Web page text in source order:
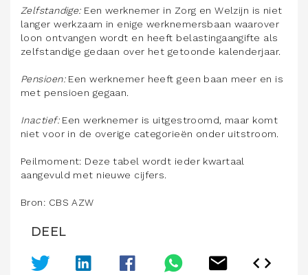
Zelfstandige: Een werknemer in Zorg en Welzijn is niet
langer werkzaam in enige werknemersbaan waarover
loon ontvangen wordt en heeft belastingaangifte als
zelfstandige gedaan over het getoonde kalenderjaar.
Pensioen: Een werknemer heeft geen baan meer en is
met pensioen gegaan.
Inactief: Een werknemer is uitgestroomd, maar komt
niet voor in de overige categorieën onder uitstroom.
Peilmoment: Deze tabel wordt ieder kwartaal
aangevuld met nieuwe cijfers.
Bron: CBS AZW
DEEL